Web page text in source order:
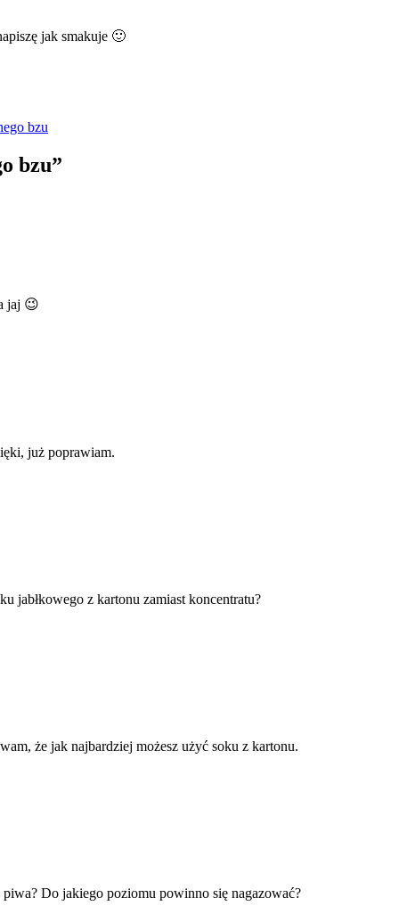
jak smakuje 🙂
bzu
bzu”
jaj 😉
już poprawiam.
jabłkowego z kartonu zamiast koncentratu?
że jak najbardziej możesz użyć soku z kartonu.
Do jakiego poziomu powinno się nagazować?